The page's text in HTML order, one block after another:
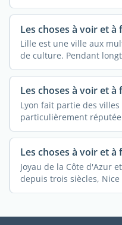
Les choses à voir et à
Lille est une ville aux
de culture. Pendant
Les choses à voir et à
Lyon fait partie des
particulièrement
Les choses à voir et à
Joyau de la Côte d'Azur
depuis trois siècles, Nice